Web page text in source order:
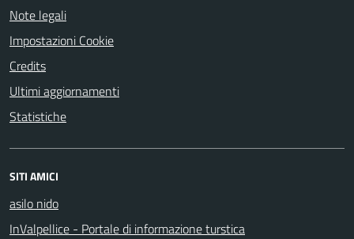
Note legali
Impostazioni Cookie
Credits
Ultimi aggiornamenti
Statistiche
SITI AMICI
asilo nido
InValpellice - Portale di informazione turstica